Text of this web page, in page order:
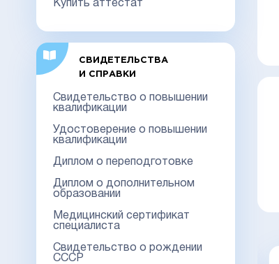
Купить аттестат
СВИДЕТЕЛЬСТВА
И СПРАВКИ
Свидетельство о повышении
квалификации
Удостоверение о повышении
квалификации
Диплом о переподготовке
Диплом о дополнительном
образовании
Медицинский сертификат
специалиста
Свидетельство о рождении
СССР